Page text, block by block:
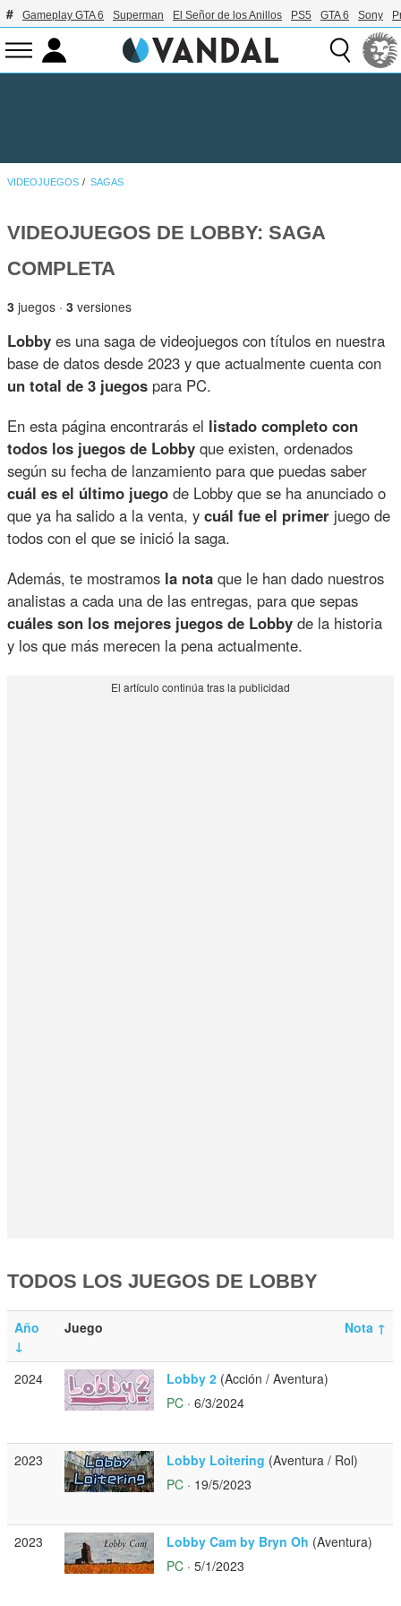
Gameplay GTA 6 Superman El Señor de los Anillos PS5 GTA 6 Sony
VIDEOJUEGOS SAGAS
VIDEOJUEGOS DE LOBBY: SAGA
COMPLETA
3 juegos ·3 versiones
Lobby es una saga de videojuegos con títulos en nuestra
base de datos desde 2023 y que actualmente cuenta con
un total de 3 juegos para PC.
En esta página encontrarás el listado completo con
todos los juegos de Lobby que existen, ordenados
según su fecha de lanzamiento para que puedas saber
cuál es el último juego de Lobby que se ha anunciado o
que ya ha salido a la venta, ycuál fue el primer juego de
todos con el que se inició la saga.
Además, te mostramos la nota que le han dado nuestros
analistas a cada una de las entregas, para que sepas
cuáles son los mejores juegos de Lobby de la historia
y los que más merecen la pena actualmente.
TODOS LOS JUEGOS DE LOBBY
Año
↓
Nota ↑
Juego
2024 Lobby 2 (Acción / Aventura)
PC · 6/3/2024
2023 Lobby Loitering (Aventura / Rol)
PC · 19/5/2023
2023 Lobby Cam by Bryn Oh (Aventura)
PC · 5/1/2023